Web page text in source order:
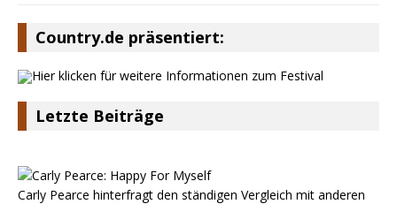
Country.de präsentiert:
Letzte Beiträge
Carly Pearce hinterfragt den ständigen Vergleich mit anderen